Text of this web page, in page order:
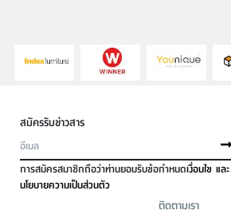
สมัครรับข่าวสาร
การสมัครสมาชิกถือว่าท่านยอมรับข้อกำหนดเงื่อนไข และ
นโยบายความเป็นส่วนตัว
ติดตามเรา